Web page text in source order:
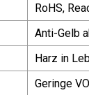
RoHS,
Anti-Gelb
Harz in
Geringe